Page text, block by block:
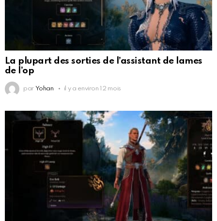
La plupart des sorties de l’assistant de lames
de l’op
par Yohan il y a environ 12 mois